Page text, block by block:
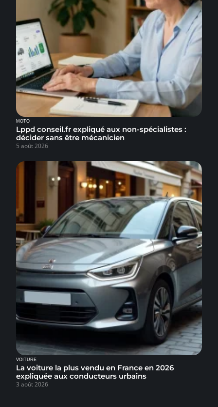
MOTO
Lppd conseil.fr expliqué aux non-spécialistes :
décider sans être mécanicien
5 août 2026
VOITURE
La voiture la plus vendu en France en 2026
expliquée aux conducteurs urbains
3 août 2026